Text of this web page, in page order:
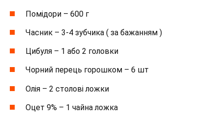
Помідори – 600 г
Часник – 3-4 зубчика ( за бажанням )
Цибуля – 1 або 2 головки
Чорний перець горошком – 6 шт
Олія – 2 столові ложки
Оцет 9% – 1 чайна ложка